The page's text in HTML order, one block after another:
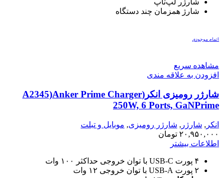
شارژ همزمان چند دستگاه
اتمام موجودی
مشاهده سریع
افزودن به علاقه مندی
شارژر رومیزی انکر(A2345)Anker Prime Charger
250W, 6 Ports, GaNPrime
انکر , شارژر , شارژر رومیزی, موبایل و تبلت
۲۰,۹۵۰,۰۰۰ تومان
اطلاعات بیشتر
۴ پورت USB-C با توان خروجی حداکثر ۱۰۰ وات
۲ پورت USB-A با توان خروجی ۱۲ وات